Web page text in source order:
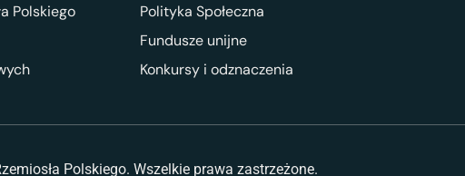
Polskiego
Polityka Społeczna
Fundusze unijne
Konkursy i odznaczenia
Polskiego. Wszelkie prawa zastrzeżone.